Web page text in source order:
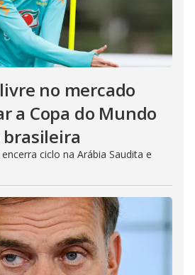
no mercado
a Copa do Mundo
brasileira
ciclo na Arábia Saudita e